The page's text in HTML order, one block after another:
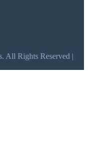
All Rights Reserved |